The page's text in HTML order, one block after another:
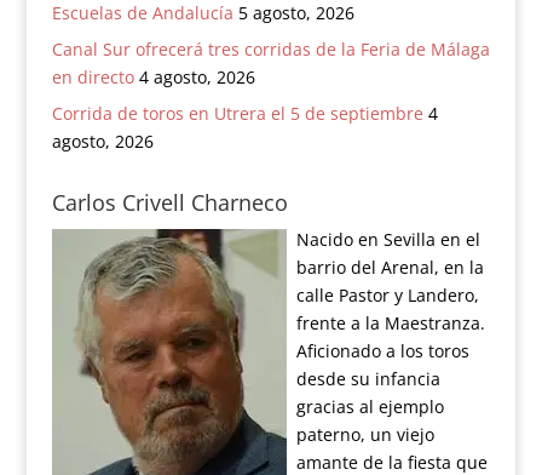
Escuelas de Andalucía 5 agosto, 2026
Canal Sur ofrecerá tres corridas de la Feria de Málaga
en directo 4 agosto, 2026
Corrida de toros en Utrera el 5 de septiembre 4
agosto, 2026
Carlos Crivell Charneco
Nacido en Sevilla en el
barrio del Arenal, en la
calle Pastor y Landero,
frente a la Maestranza.
Aficionado a los toros
desde su infancia
gracias al ejemplo
paterno, un viejo
amante de la fiesta que